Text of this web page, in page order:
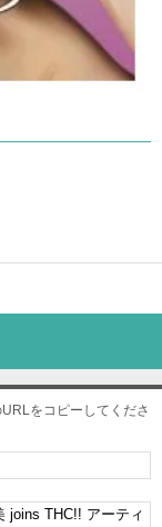
をコピーしてくださ